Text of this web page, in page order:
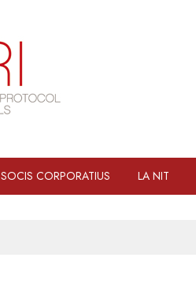
SOCIS CORPORATIUS LA NIT